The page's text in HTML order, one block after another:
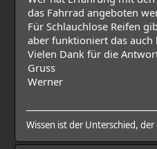
das Fahrrad angeboten
Für Schlauchlose Reifen
aber funktioniert das auch
Vielen Dank für die
Gruss
Werner
Wissen ist der Unterschied,